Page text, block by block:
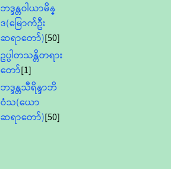
ဘဒ္ဒန္တဝါယာမိန္
ဒ(မြောက်ဦး
ဆရာတော်)[50]
ဥပ္ပါတသန္တိတရား
တော်[1]
ဘဒ္ဒန္တသီရိန္ဒာဘိ
ဝံသ(ယော
ဆရာတော်)[50]